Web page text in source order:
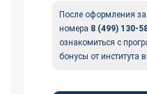
После оформления
номера 8 (499) 130-
ознакомиться с
бонусы от института